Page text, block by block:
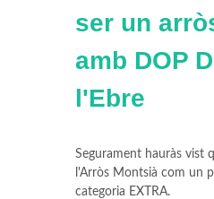
ser un
amb DOP
l'Ebre
Segurament hauràs vist
l'Arròs Montsià com un
categoria EXTRA.